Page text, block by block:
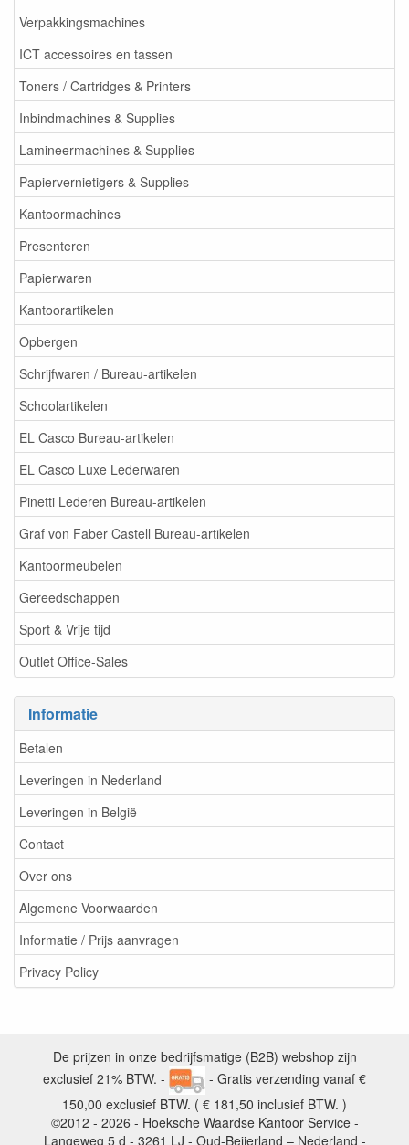
Verpakkingsmachines
ICT accessoires en tassen
Toners / Cartridges & Printers
Inbindmachines & Supplies
Lamineermachines & Supplies
Papiervernietigers & Supplies
Kantoormachines
Presenteren
Papierwaren
Kantoorartikelen
Opbergen
Schrijfwaren / Bureau-artikelen
Schoolartikelen
EL Casco Bureau-artikelen
EL Casco Luxe Lederwaren
Pinetti Lederen Bureau-artikelen
Graf von Faber Castell Bureau-artikelen
Kantoormeubelen
Gereedschappen
Sport & Vrije tijd
Outlet Office-Sales
Informatie
Betalen
Leveringen in Nederland
Leveringen in België
Contact
Over ons
Algemene Voorwaarden
Informatie / Prijs aanvragen
Privacy Policy
De prijzen in onze bedrijfsmatige (B2B) webshop zijn
exclusief 21% BTW. -
- Gratis verzending vanaf €
150,00 exclusief BTW. ( € 181,50 inclusief BTW. )
©2012 - 2026 - Hoeksche Waardse Kantoor Service -
Langeweg 5 d - 3261 LJ - Oud-Beijerland – Nederland -